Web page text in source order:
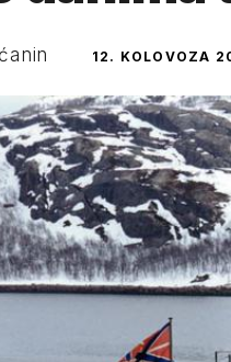
12. KOLOVOZA